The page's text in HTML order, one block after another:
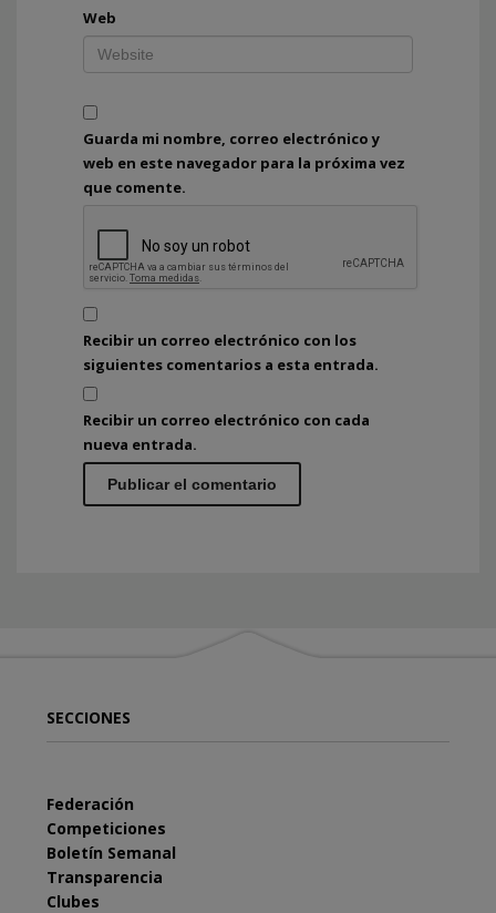
Web
Guarda mi nombre, correo electrónico y
web en este navegador para la próxima vez
que comente.
Recibir un correo electrónico con los
siguientes comentarios a esta entrada.
Recibir un correo electrónico con cada
nueva entrada.
SECCIONES
Federación
Competiciones
Boletín Semanal
Transparencia
Clubes